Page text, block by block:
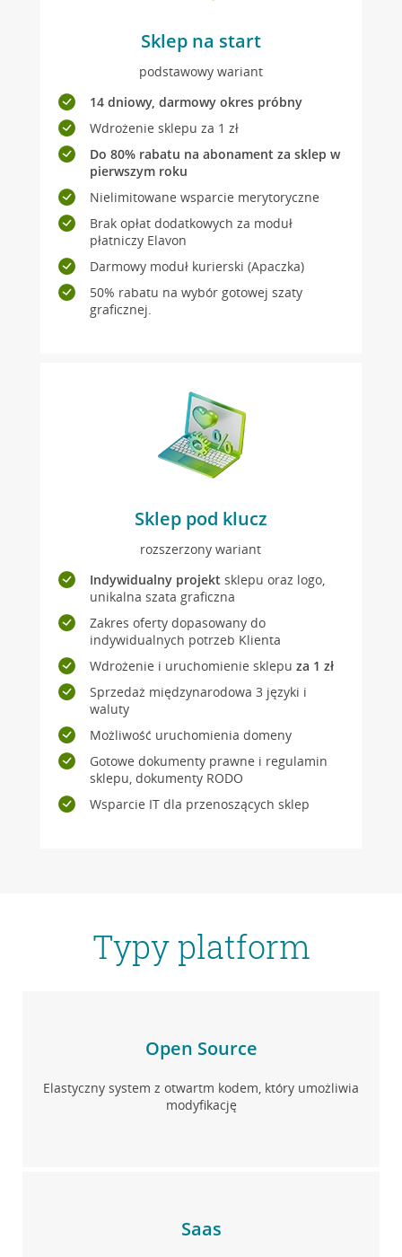
Sklep na start
podstawowy wariant
14 dniowy, darmowy okres próbny
Wdrożenie sklepu za 1 zł
Do 80% rabatu na abonament za sklep w
pierwszym roku
Nielimitowane wsparcie merytoryczne
Brak opłat dodatkowych za moduł
płatniczy Elavon
Darmowy moduł kurierski (Apaczka)
50% rabatu na wybór gotowej szaty
graficznej.
Sklep pod klucz
rozszerzony wariant
Indywidualny projekt sklepu oraz logo,
unikalna szata graficzna
Zakres oferty dopasowany do
indywidualnych potrzeb Klienta
Wdrożenie i uruchomienie sklepu za 1 zł
Sprzedaż międzynarodowa 3 języki i
waluty
Możliwość uruchomienia domeny
Gotowe dokumenty prawne i regulamin
sklepu, dokumenty RODO
Wsparcie IT dla przenoszących sklep
Typy platform
Open Source
Elastyczny system z otwartm kodem, który umożliwia
modyfikację
Saas